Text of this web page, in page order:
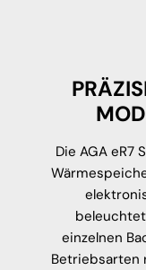
Die AGA eR7
einzelnen
Betriebsarten